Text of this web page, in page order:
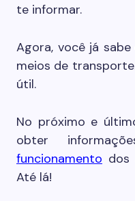
te informar.
Agora, você já
meios de
útil.
No próximo e
obter
funcionamento dos
Até lá!